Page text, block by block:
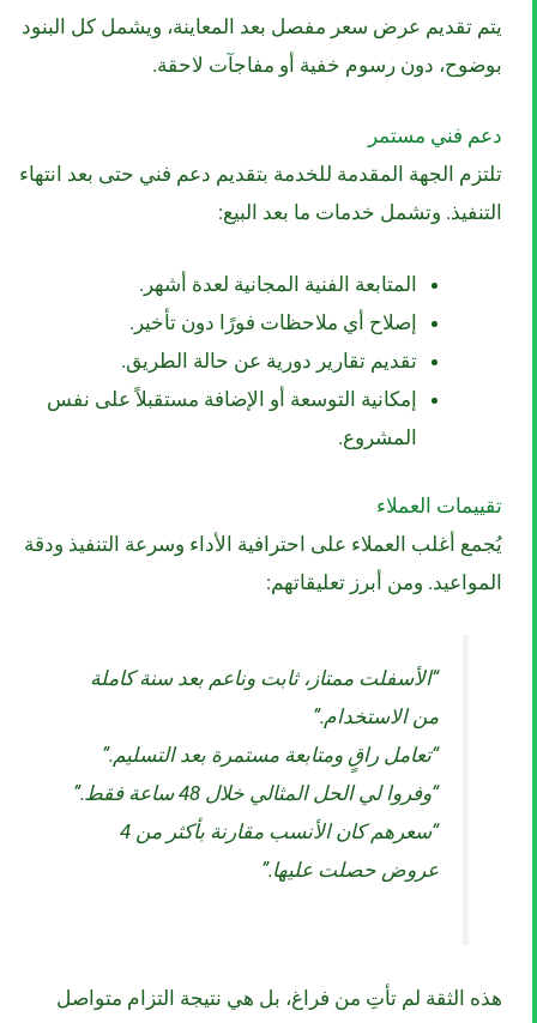
يتم تقديم عرض سعر مفصل بعد المعاينة، ويشمل كل البنود
بوضوح، دون رسوم خفية أو مفاجآت لاحقة.
دعم فني مستمر
تلتزم الجهة المقدمة للخدمة بتقديم دعم فني حتى بعد انتهاء
التنفيذ. وتشمل خدمات ما بعد البيع:
المتابعة الفنية المجانية لعدة أشهر.
إصلاح أي ملاحظات فورًا دون تأخير.
تقديم تقارير دورية عن حالة الطريق.
إمكانية التوسعة أو الإضافة مستقبلاً على نفس
المشروع.
تقييمات العملاء
يُجمع أغلب العملاء على احترافية الأداء وسرعة التنفيذ ودقة
المواعيد. ومن أبرز تعليقاتهم:
“الأسفلت ممتاز، ثابت وناعم بعد سنة كاملة
من الاستخدام.”
“تعامل راقٍ ومتابعة مستمرة بعد التسليم.”
“وفروا لي الحل المثالي خلال 48 ساعة فقط.”
“سعرهم كان الأنسب مقارنة بأكثر من 4
عروض حصلت عليها.”
هذه الثقة لم تأتِ من فراغ، بل هي نتيجة التزام متواصل